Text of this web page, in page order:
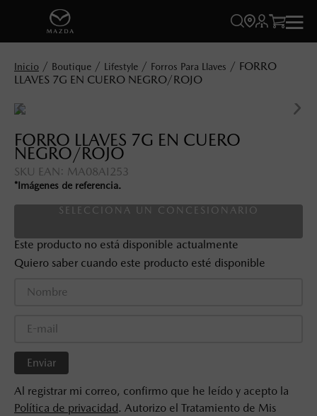
 
Boutique Lifestyle Forros Para Llaves
FORRO
LLAVES 7G EN CUERO NEGRO/ROJO
FORRO LLAVES 7G EN CUERO
NEGRO/ROJO
SKU EAN : MA08AI253
*Imágenes de referencia.
SELECCIONA UN CONCESIONARIO
Este producto no está disponible actualmente
Quiero saber cuando este producto esté disponible
Enviar
Al registrar mi correo, confirmo que he leído y acepto la
Política de privacidad. Autorizo el Tratamiento de Mis